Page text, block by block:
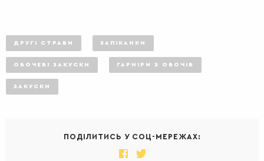
ДРУГІ СТРАВИ ЗАПІКАНКИ
ОВОЧЕВІ ЗАКУСКИ ГАРНІРИ З ОВОЧІВ
ЗАКУСКИ
ПОДІЛИТИСЬ У СОЦ-МЕРЕЖАХ: